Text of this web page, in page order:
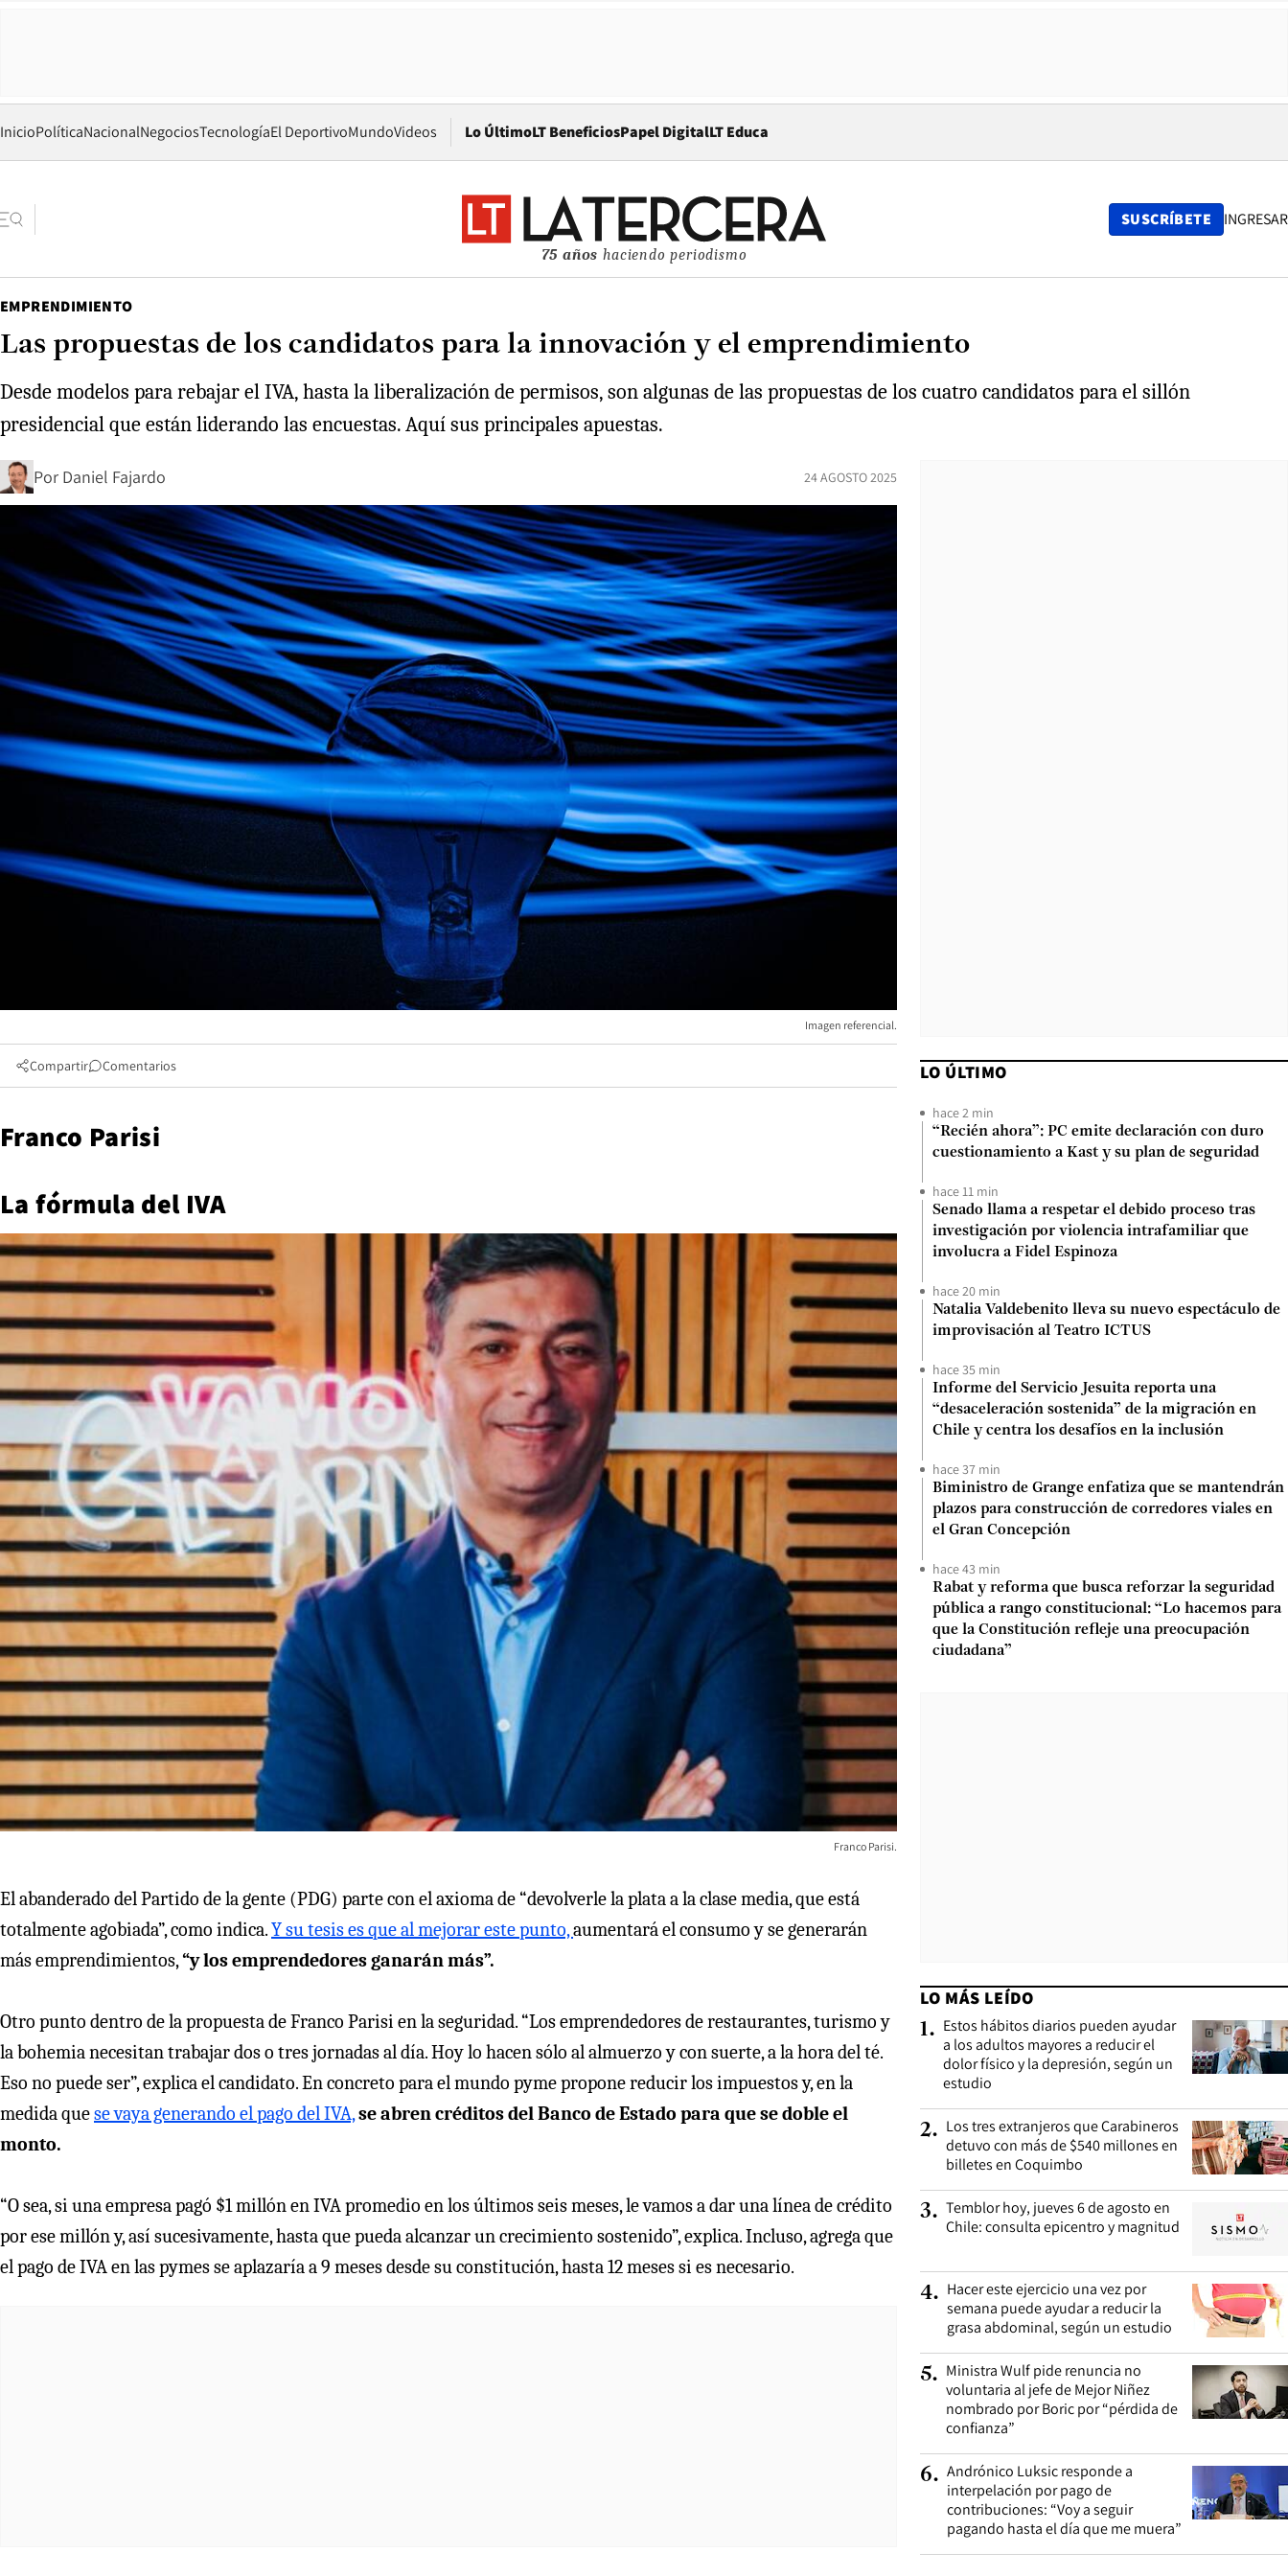
InicioPolíticaNacionalNegociosTecnologíaEl DeportivoMundoVideos Lo ÚltimoLT BeneficiosPapel DigitalOpens in new window
LT Educa
75 años haciendo periodismo
SUSCRÍBETE INGRESAR
EMPRENDIMIENTO
Las propuestas de los candidatos para la innovación y el emprendimiento
Desde modelos para rebajar el IVA, hasta la liberalización de permisos, son algunas de las propuestas de los cuatro candidatos para el sillón
presidencial que están liderando las encuestas. Aquí sus principales apuestas.
Por Daniel Fajardo 24 AGOSTO 2025
Imagen referencial.
Compartir Comentarios
Franco Parisi
La fórmula del IVA
Franco Parisi.
El abanderado del Partido de la gente (PDG) parte con el axioma de “devolverle la plata a la clase media, que está
totalmente agobiada”, como indica.Y su tesis es que al mejorar este punto,aumentará el consumo y se generarán
más emprendimientos,“y los emprendedores ganarán más”.
Otro punto dentro de la propuesta de Franco Parisi en la seguridad. “Los emprendedores de restaurantes, turismo y
la bohemia necesitan trabajar dos o tres jornadas al día. Hoy lo hacen sólo al almuerzo y con suerte, a la hora del té.
Eso no puede ser”, explica el candidato. En concreto para el mundo pyme propone reducir los impuestos y, en la
medida quese vaya generando el pago del IVA,se abren créditos del Banco de Estado para que se doble el
monto.
“O sea, si una empresa pagó $1 millón en IVA promedio en los últimos seis meses, le vamos a dar una línea de crédito
por ese millón y, así sucesivamente, hasta que pueda alcanzar un crecimiento sostenido”, explica. Incluso, agrega que
el pago de IVA en las pymes se aplazaría a 9 meses desde su constitución, hasta 12 meses si es necesario.
LO ÚLTIMO
hace 2 min
“Recién ahora”: PC emite declaración con duro
cuestionamiento a Kast y su plan de seguridad
hace 11 min
Senado llama a respetar el debido proceso tras
investigación por violencia intrafamiliar que
involucra a Fidel Espinoza
hace 20 min
Natalia Valdebenito lleva su nuevo espectáculo de
improvisación al Teatro ICTUS
hace 35 min
Informe del Servicio Jesuita reporta una
“desaceleración sostenida” de la migración en
Chile y centra los desafíos en la inclusión
hace 37 min
Biministro de Grange enfatiza que se mantendrán
plazos para construcción de corredores viales en
el Gran Concepción
hace 43 min
Rabat y reforma que busca reforzar la seguridad
pública a rango constitucional: “Lo hacemos para
que la Constitución refleje una preocupación
ciudadana”
LO MÁS LEÍDO
1. Estos hábitos diarios pueden ayudar
a los adultos mayores a reducir el
dolor físico y la depresión, según un
estudio
2. Los tres extranjeros que Carabineros
detuvo con más de $540 millones en
billetes en Coquimbo
3. Temblor hoy, jueves 6 de agosto en
Chile: consulta epicentro y magnitud
4. Hacer este ejercicio una vez por
semana puede ayudar a reducir la
grasa abdominal, según un estudio
5. Ministra Wulf pide renuncia no
voluntaria al jefe de Mejor Niñez
nombrado por Boric por “pérdida de
confianza”
6. Andrónico Luksic responde a
interpelación por pago de
contribuciones: “Voy a seguir
pagando hasta el día que me muera”